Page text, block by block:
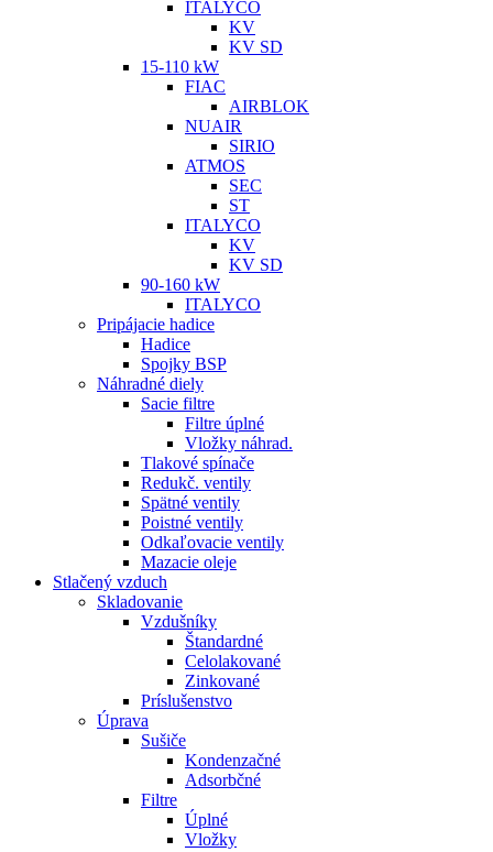
ITALYCO
KV
KV SD
15-110 kW
FIAC
AIRBLOK
NUAIR
SIRIO
ATMOS
SEC
ST
ITALYCO
KV
KV SD
90-160 kW
ITALYCO
Pripájacie hadice
Hadice
Spojky BSP
Náhradné diely
Sacie filtre
Filtre úplné
Vložky náhrad.
Tlakové spínače
Redukč. ventily
Spätné ventily
Poistné ventily
Odkaľovacie ventily
Mazacie oleje
Stlačený vzduch
Skladovanie
Vzdušníky
Štandardné
Celolakované
Zinkované
Príslušenstvo
Úprava
Sušiče
Kondenzačné
Adsorbčné
Filtre
Úplné
Vložky